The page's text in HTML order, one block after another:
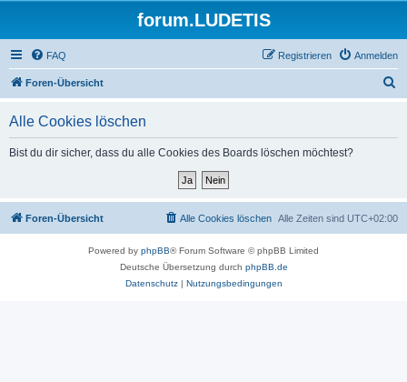
forum.LUDETIS
FAQ Anmelden
Registrieren
Foren-Übersicht
Alle Cookies löschen
Bist du dir sicher, dass du alle Cookies des Boards löschen möchtest?
Foren-Übersicht Alle Zeiten sind UTC+02:00
Alle Cookies löschen
Powered by phpBB® Forum Software © phpBB Limited
Deutsche Übersetzung durch phpBB.de
Datenschutz| Nutzungsbedingungen